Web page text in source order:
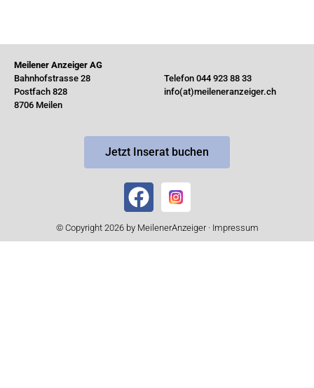
Meilener Anzeiger AG
Bahnhofstrasse 28
Postfach 828
8706 Meilen
Telefon 044 923 88 33
info(at)meileneranzeiger.ch
Jetzt Inserat buchen
© Copyright 2026 by MeilenerAnzeiger · Impressum